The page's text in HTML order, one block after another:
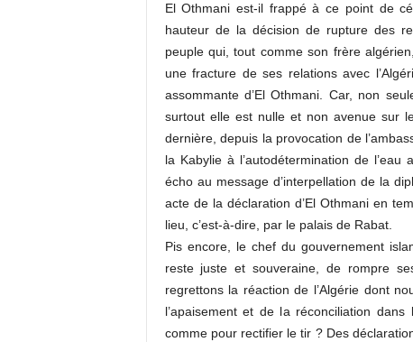
El Othmani est-il frappé à ce point de
hauteur de la décision de rupture des
peuple qui, tout comme son frère
une fracture de ses relations avec
assommante d’El Othmani. Car, non
surtout elle est nulle et non avenue sur
dernière, depuis la provocation de
la Kabylie à l’autodétermination de
écho au message d’interpellation de la
acte de la déclaration d’El Othmani en
lieu, c’est-à-dire, par le palais de Rabat.
Pis encore, le chef du gouvernement
reste juste et souveraine, de rompre
regrettons la réaction de l’Algérie dont
l’apaisement et de la réconciliation
comme pour rectifier le tir ? Des